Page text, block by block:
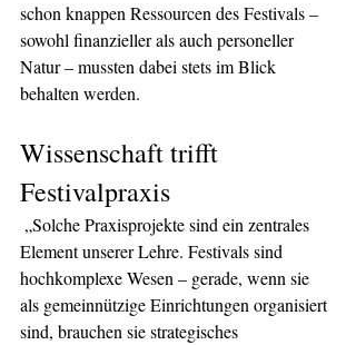
schon knappen Ressourcen des Festivals –
sowohl finanzieller als auch personeller
Natur – mussten dabei stets im Blick
behalten werden.
Wissenschaft trifft
Festivalpraxis
Element unserer Lehre. Festivals sind
hochkomplexe Wesen – gerade, wenn sie
als gemeinnützige Einrichtungen organisiert
sind, brauchen sie strategisches